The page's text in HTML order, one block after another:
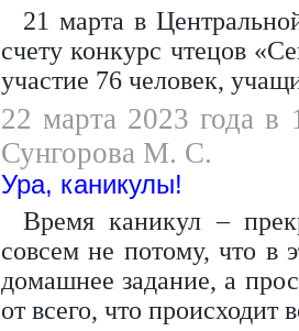
21 марта в
счету конкурс чтецов
участие 76 человек,
22 марта 2023 года в
Сунгорова М. С.
Ура, каникулы!
Время каникул –
совсем не потому, что в
домашнее задание, а
от всего, что происходит